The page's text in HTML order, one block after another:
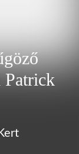
Patrick